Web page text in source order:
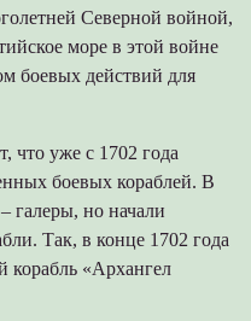
Северной войной,
море в этой войне
боевых действий для
что уже с 1702 года
боевых кораблей. В
галеры, но начали
Так, в конце 1702 года
«Архангел